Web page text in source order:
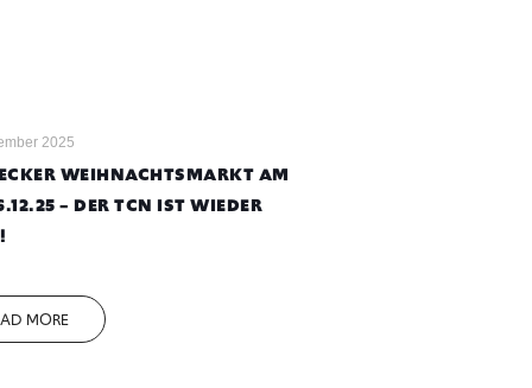
2025
WEIHNACHTSMARKT AM
– DER TCN IST WIEDER
MORE